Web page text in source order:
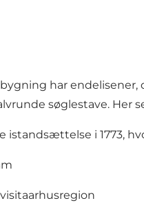
har
søglestave.
istandsættelse i 1773,